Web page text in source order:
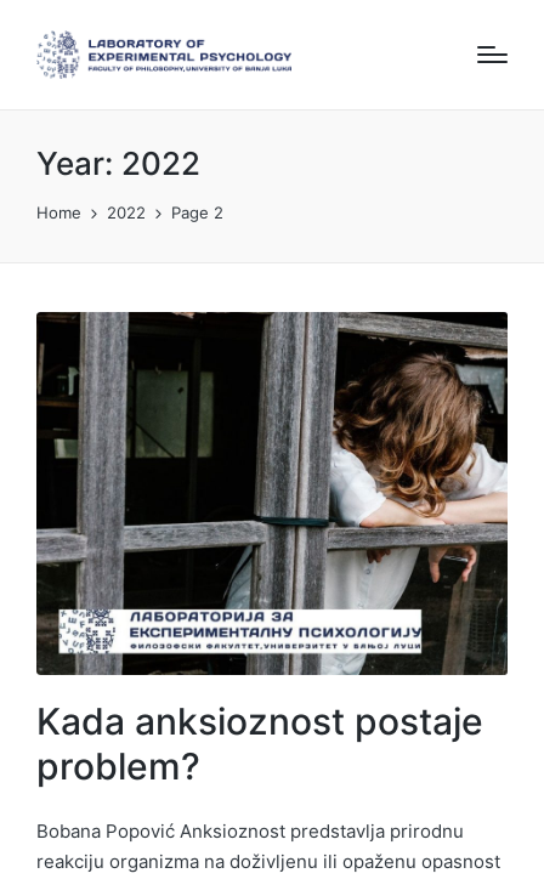
Year: 2022
Home 2022 Page 2
Kada anksioznost postaje
problem?
Bobana Popović Anksioznost predstavlja prirodnu
reakciju organizma na doživljenu ili opaženu opasnost